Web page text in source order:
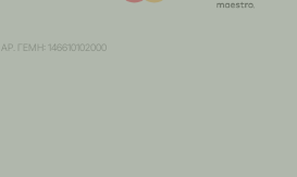
ΑΡ. ΓΕΜΗ: 146610102000